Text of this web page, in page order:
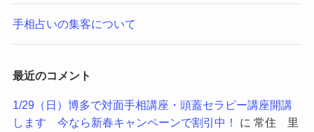
手相占いの集客について
最近のコメント
1/29（日）博多で対面手相講座・頭蓋セラピー講座開講
します 今なら新春キャンペーンで割引中！
に 常住 里